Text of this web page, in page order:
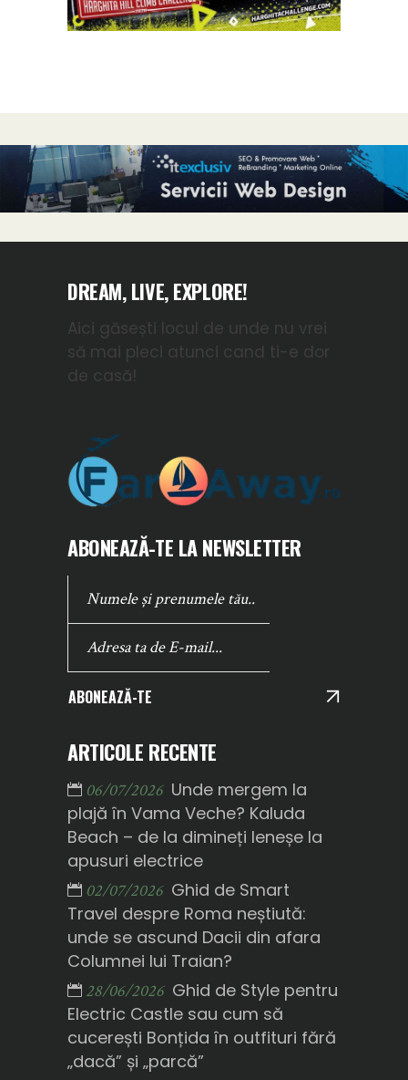
DREAM, LIVE, EXPLORE!
Aici găsești locul de unde nu vrei
să mai pleci atunci cand ti-e dor
de casă!
ABONEAZĂ-TE LA NEWSLETTER
ABONEAZĂ-TE
ARTICOLE RECENTE
06/07/2026 Unde mergem la
plajă în Vama Veche? Kaluda
Beach – de la dimineți leneșe la
apusuri electrice
02/07/2026 Ghid de Smart
Travel despre Roma neștiută:
unde se ascund Dacii din afara
Columnei lui Traian?
28/06/2026 Ghid de Style pentru
Electric Castle sau cum să
cucerești Bonțida în outfituri fără
„dacă” și „parcă”